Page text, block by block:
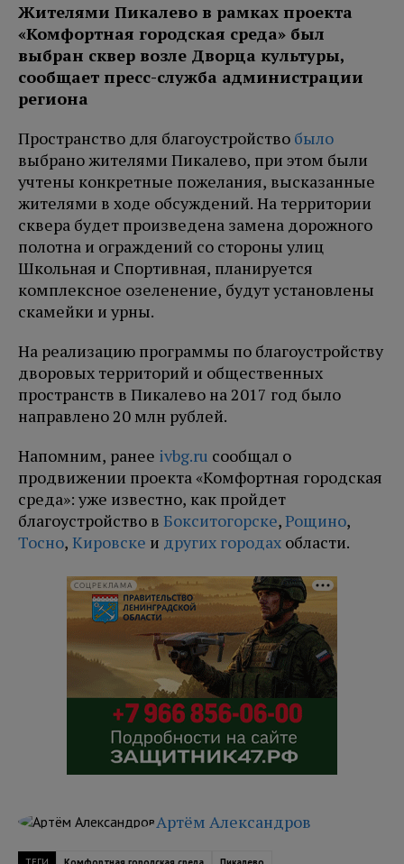
Жителями Пикалево в рамках проекта
«Комфортная городская среда» был
выбран сквер возле Дворца культуры,
сообщает пресс-служба администрации
региона
Пространство для благоустройство было
выбрано жителями Пикалево, при этом были
учтены конкретные пожелания, высказанные
жителями в ходе обсуждений. На территории
сквера будет произведена замена дорожного
полотна и ограждений со стороны улиц
Школьная и Спортивная, планируется
комплексное озеленение, будут установлены
скамейки и урны.
На реализацию программы по благоустройству
дворовых территорий и общественных
пространств в Пикалево на 2017 год было
направлено 20 млн рублей.
Напомним, ранее ivbg.ru сообщал о
продвижении проекта «Комфортная городская
среда»: уже известно, как пройдет
благоустройство в Бокситогорске,Рощино,
Тосно, Кировске и других городах области.
СОЦРЕКЛАМА
Артём Александров